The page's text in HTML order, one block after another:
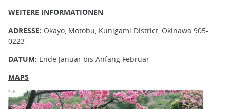
WEITERE INFORMATIONEN
ADRESSE: Okayo, Motobu, Kunigami District, Okinawa 905-
0223
DATUM: Ende Januar bis Anfang Februar
MAPS